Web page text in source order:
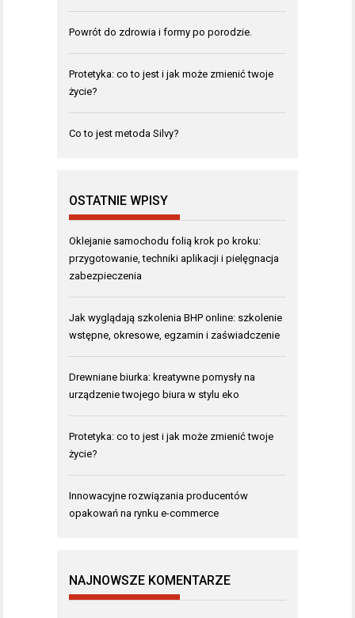
Powrót do zdrowia i formy po porodzie.
Protetyka: co to jest i jak może zmienić twoje
życie?
Co to jest metoda Silvy?
OSTATNIE WPISY
Oklejanie samochodu folią krok po kroku:
przygotowanie, techniki aplikacji i pielęgnacja
zabezpieczenia
Jak wyglądają szkolenia BHP online: szkolenie
wstępne, okresowe, egzamin i zaświadczenie
Drewniane biurka: kreatywne pomysły na
urządzenie twojego biura w stylu eko
Protetyka: co to jest i jak może zmienić twoje
życie?
Innowacyjne rozwiązania producentów
opakowań na rynku e-commerce
NAJNOWSZE KOMENTARZE